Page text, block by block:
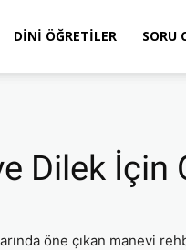
DINI ÖĞRETILER SORU
Dilek İçin
öne çıkan manevi